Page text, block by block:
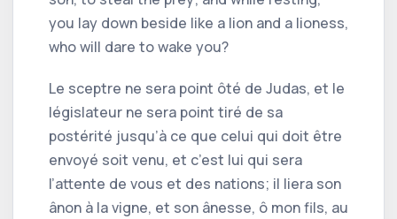
you lay down beside like a lion and a lioness,
who will dare to wake you?
Le sceptre ne sera point ôté de Judas, et le
législateur ne sera point tiré de sa
postérité jusqu’à ce que celui qui doit être
envoyé soit venu, et c’est lui qui sera
l’attente de vous et des nations; il liera son
ânon à la vigne, et son ânesse, ô mon fils, au